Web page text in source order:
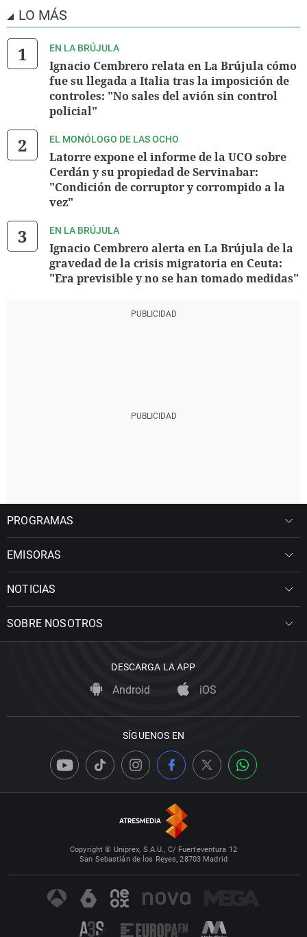
LO MÁS
EN LA BRÚJULA
Ignacio Cembrero relata en La Brújula cómo
fue su llegada a Italia tras la imposición de
controles: "No sales del avión sin control
policial"
EL MONÓLOGO DE LAS OCHO
Latorre expone el informe de la UCO sobre
Cerdán y su propiedad de Servinabar:
"Condición de corruptor y corrompido a la
vez"
EN LA BRÚJULA
Ignacio Cembrero alerta en La Brújula de la
gravedad de la crisis migratoria en Ceuta:
"Era previsible y no se han tomado medidas"
PROGRAMAS
EMISORAS
NOTICIAS
SOBRE NOSOTROS
DESCARGA LA APP
Android iOS
SÍGUENOS EN
Copyright © Uniprex, S.A.U., C/ Fuerteventura 12
San Sebastián de los Reyes, 28703 Madrid